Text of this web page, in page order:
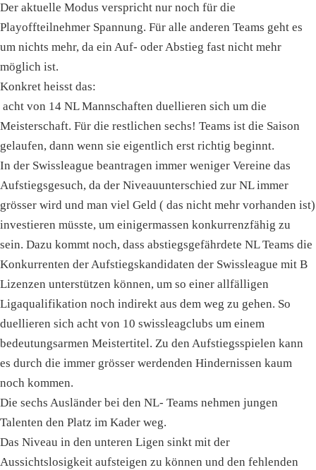
Der aktuelle Modus verspricht nur noch für die
Playoffteilnehmer Spannung. Für alle anderen Teams geht es
um nichts mehr, da ein Auf- oder Abstieg fast nicht mehr
möglich ist.
Konkret heisst das:
acht von 14 NL Mannschaften duellieren sich um die
Meisterschaft. Für die restlichen sechs! Teams ist die Saison
gelaufen, dann wenn sie eigentlich erst richtig beginnt.
In der Swissleague beantragen immer weniger Vereine das
Aufstiegsgesuch, da der Niveauunterschied zur NL immer
grösser wird und man viel Geld ( das nicht mehr vorhanden ist)
investieren müsste, um einigermassen konkurrenzfähig zu
sein. Dazu kommt noch, dass abstiegsgefährdete NL Teams die
Konkurrenten der Aufstiegskandidaten der Swissleague mit B
Lizenzen unterstützen können, um so einer allfälligen
Ligaqualifikation noch indirekt aus dem weg zu gehen. So
duellieren sich acht von 10 swissleagclubs um einem
bedeutungsarmen Meistertitel. Zu den Aufstiegsspielen kann
es durch die immer grösser werdenden Hindernissen kaum
noch kommen.
Die sechs Ausländer bei den NL- Teams nehmen jungen
Talenten den Platz im Kader weg.
Das Niveau in den unteren Ligen sinkt mit der
Aussichtslosigkeit aufsteigen zu können und den fehlenden